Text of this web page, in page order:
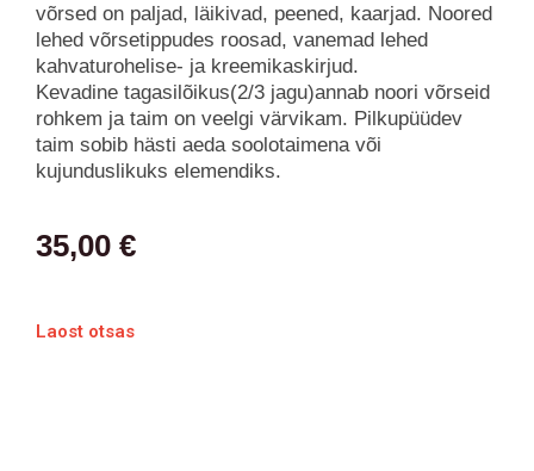
võrsed on paljad, läikivad, peened, kaarjad. Noored
lehed võrsetippudes roosad, vanemad lehed
kahvaturohelise- ja kreemikaskirjud.
Kevadine tagasilõikus(2/3 jagu)annab noori võrseid
rohkem ja taim on veelgi värvikam. Pilkupüüdev
taim sobib hästi aeda soolotaimena või
kujunduslikuks elemendiks.
35,00 €
Laost otsas